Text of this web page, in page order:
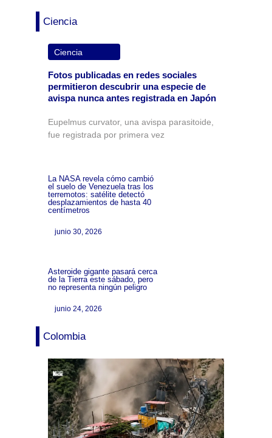
Ciencia
Ciencia
Fotos publicadas en redes sociales
permitieron descubrir una especie de
avispa nunca antes registrada en Japón
Eupelmus curvator, una avispa parasitoide,
fue registrada por primera vez
La NASA revela cómo cambió
el suelo de Venezuela tras los
terremotos: satélite detectó
desplazamientos de hasta 40
centímetros
junio 30, 2026
Asteroide gigante pasará cerca
de la Tierra este sábado, pero
no representa ningún peligro
junio 24, 2026
Colombia